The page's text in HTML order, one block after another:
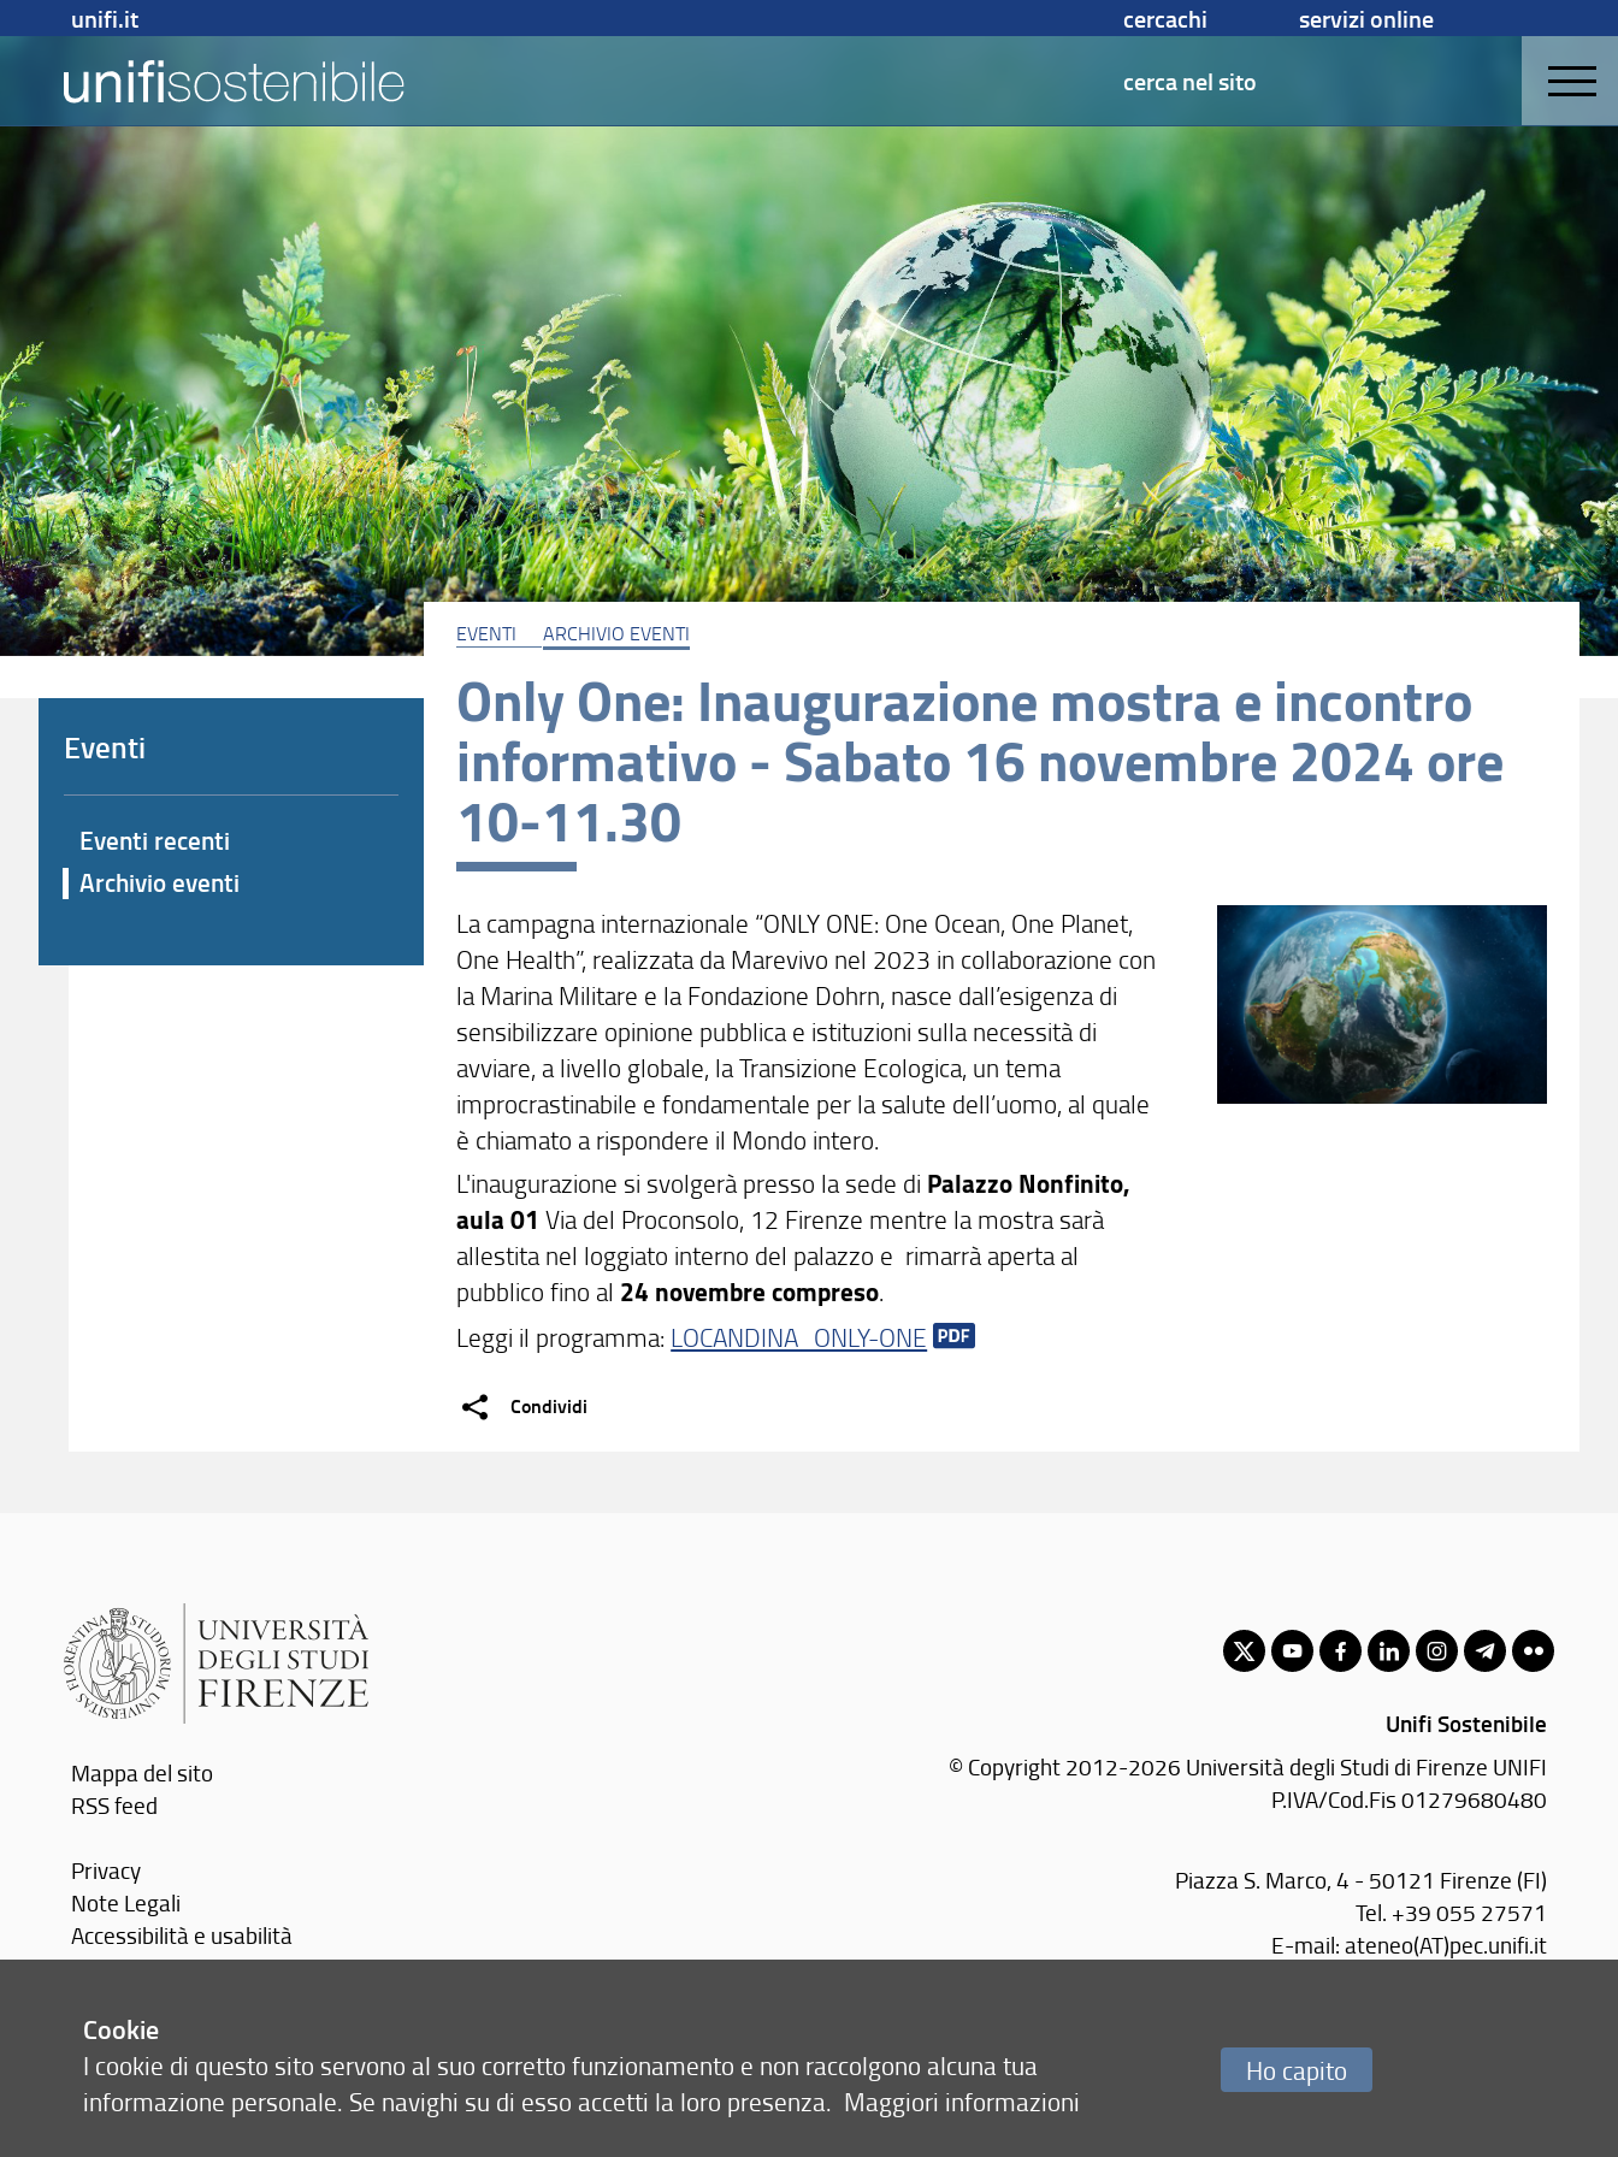
unifi.it cercachi
servizi online
cerca nel sito
EVENTI ARCHIVIO EVENTI
Only One: Inaugurazione mostra e incontro
informativo - Sabato 16 novembre 2024 ore
10-11.30
La campagna internazionale “ONLY ONE: One Ocean, One Planet,
One Health”, realizzata da Marevivo nel 2023 in collaborazione con
la Marina Militare e la Fondazione Dohrn, nasce dall’esigenza di
sensibilizzare opinione pubblica e istituzioni sulla necessità di
avviare, a livello globale, la Transizione Ecologica, un tema
improcrastinabile e fondamentale per la salute dell’uomo, al quale
è chiamato a rispondere il Mondo intero.
L'inaugurazione si svolgerà presso la sede di Palazzo Nonfinito,
aula 01 Via del Proconsolo, 12 Firenze mentre la mostra sarà
allestita nel loggiato interno del palazzo e rimarrà aperta al
pubblico fino al 24 novembre compreso.
Leggi il programma: LOCANDINA_ONLY-ONE
Condividi
Eventi
Eventi recenti
Archivio eventi
Mappa del sito
RSS feed
Privacy
Note Legali
Accessibilità e usabilità
Monitoraggio
Area personale
Unifi Sostenibile
© Copyright 2012-2026 Università degli Studi di Firenze UNIFI
P.IVA/Cod.Fis 01279680480
Piazza S. Marco, 4 - 50121 Firenze (FI)
Tel. +39 055 27571
E-mail:ateneo(AT)pec.unifi.it
Cookie
I cookie di questo sito servono al suo corretto funzionamento e non raccolgono alcuna tua
informazione personale. Se navighi su di esso accetti la loro presenza. Maggiori informazioni
Ho capito